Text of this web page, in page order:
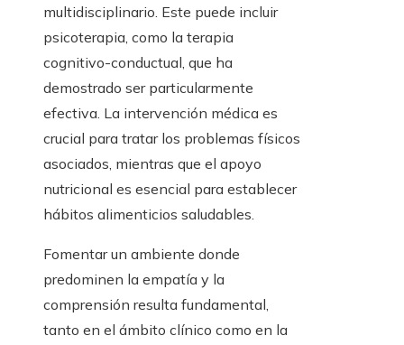
multidisciplinario. Este puede incluir
psicoterapia, como la terapia
cognitivo-conductual, que ha
demostrado ser particularmente
efectiva. La intervención médica es
crucial para tratar los problemas físicos
asociados, mientras que el apoyo
nutricional es esencial para establecer
hábitos alimenticios saludables.
Fomentar un ambiente donde
predominen la empatía y la
comprensión resulta fundamental,
tanto en el ámbito clínico como en la